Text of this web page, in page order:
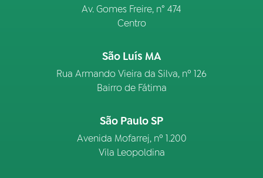
Av. Gomes Freire, n° 474
Centro
São Luís MA
Rua Armando Vieira da Silva, nº 126
Bairro de Fátima
São Paulo SP
Avenida Mofarrej, nº 1.200
Vila Leopoldina